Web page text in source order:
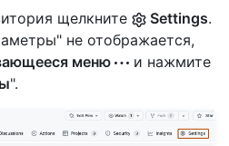
щелкните
Settings.
не отображается,
меню
и нажмите
".